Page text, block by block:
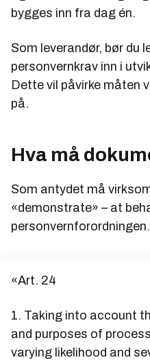
bygges inn fra dag én.
Som leverandør, bør du
personvernkrav inn i
Dette vil påvirke måten
på.
Hva må
Som antydet må
«demonstrate» – at
personvernforordningen.
«Art. 24
1. Taking into account
and purposes of
varying likelihood and